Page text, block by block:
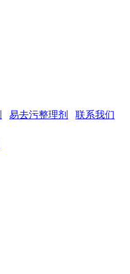
易去污整理剂
联系我们